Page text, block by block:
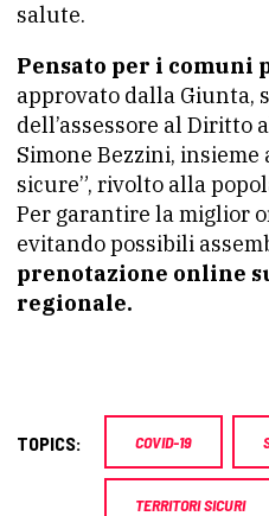
salute.
Pensato per i comuni
approvato dalla Giunta,
dell’assessore al Diritto
Simone Bezzini, insieme
sicure”, rivolto alla
Per garantire la miglior
evitando possibili
prenotazione online
regionale.
TOPICS: COVID-19
TERRITORI SICURI